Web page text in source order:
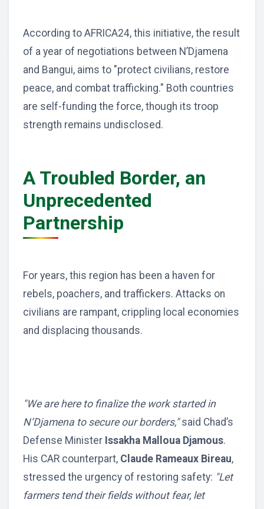
According to AFRICA24, this initiative, the result
of a year of negotiations between N’Djamena
and Bangui, aims to "protect civilians, restore
peace, and combat trafficking." Both countries
are self-funding the force, though its troop
strength remains undisclosed.
A Troubled Border, an
Unprecedented
Partnership
For years, this region has been a haven for
rebels, poachers, and traffickers. Attacks on
civilians are rampant, crippling local economies
and displacing thousands.
"We are here to finalize the work started in
N’Djamena to secure our borders,"said Chad’s
Defense Minister Issakha Malloua Djamous.
His CAR counterpart, Claude Rameaux Bireau,
stressed the urgency of restoring safety: "Let
farmers tend their fields without fear, let